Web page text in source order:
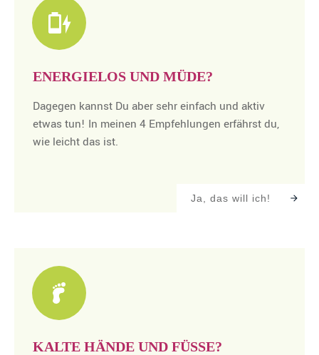
ENERGIELOS UND MÜDE?
Dagegen kannst Du aber sehr einfach und aktiv
etwas tun! In meinen 4 Empfehlungen erfährst du,
wie leicht das ist.
Ja, das will ich!
KALTE HÄNDE UND FÜSSE?